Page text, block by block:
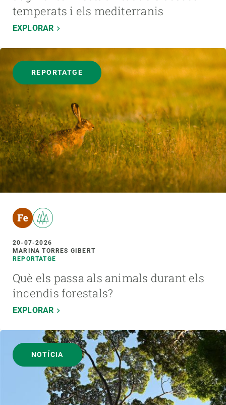
temperats i els mediterranis
EXPLORAR
REPORTATGE
20-07-2026
MARINA TORRES GIBERT
REPORTATGE
Què els passa als animals durant els
incendis forestals?
EXPLORAR
NOTÍCIA